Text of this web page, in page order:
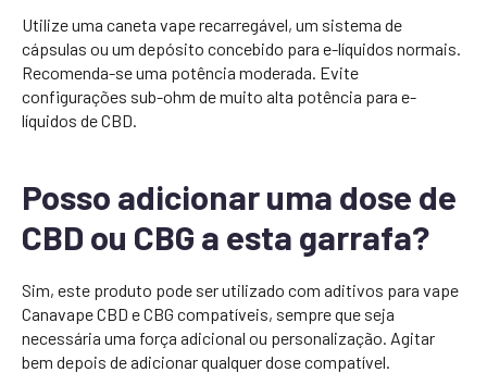
Utilize uma caneta vape recarregável, um sistema de
cápsulas ou um depósito concebido para e-líquidos normais.
Recomenda-se uma potência moderada. Evite
configurações sub-ohm de muito alta potência para e-
líquidos de CBD.
Posso adicionar uma dose de
CBD ou CBG a esta garrafa?
Sim, este produto pode ser utilizado com aditivos para vape
Canavape CBD e CBG compatíveis, sempre que seja
necessária uma força adicional ou personalização. Agitar
bem depois de adicionar qualquer dose compatível.